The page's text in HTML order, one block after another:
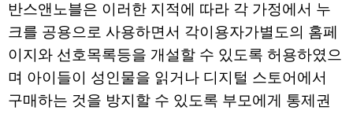
반스앤노블은 이러한 지적에 따라 각 가정에서 누
크를 공용으로 사용하면서 각이용자가별도의 홈페
이지와 선호목록등을 개설할 수 있도록 허용하였으
며 아이들이 성인물을 읽거나 디지털 스토어에서
구매하는 것을 방지할 수 있도록 부모에게 통제권